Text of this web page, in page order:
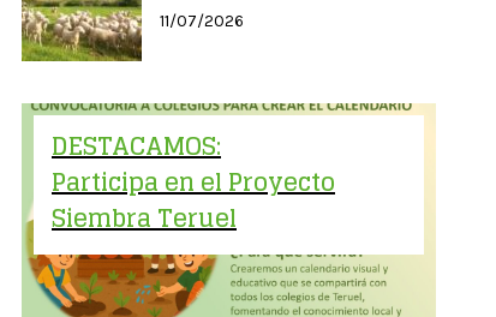
11/07/2026
DESTACAMOS:
Participa en el Proyecto
Siembra Teruel